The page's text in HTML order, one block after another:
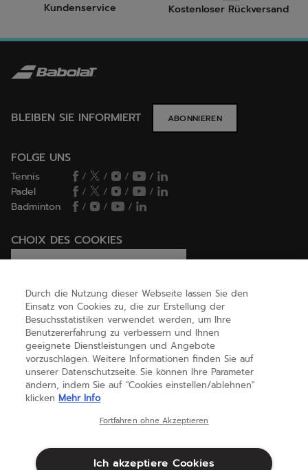
Kundenservice Kostenloser Rückversand
BLEIBEN SIE INFORMIERT ABONNIEREN
FOLGE UNS
Tennis / / /
/
Padel
/ / /
/
Badminton
/ / /
CHOIX DES COOKIES
HILFE
ÜBER UNS
(deutsch)
Durch die Nutzung dieser Webseite lassen Sie den
Einsatz von Cookies zu, die zur Erstellung der
Besuchsstatistiken verwendet werden, um Ihre
Benutzererfahrung zu verbessern und Ihnen
geeignete Dienstleistungen und Angebote
vorzuschlagen. Weitere Informationen finden Sie auf
unserer Datenschutzseite. Sie können Ihre Parameter
ändern, indem Sie auf "Cookies einstellen/ablehnen"
klicken Mehr Info
Fortfahren ohne Akzeptieren
Ich akzeptiere Cookies